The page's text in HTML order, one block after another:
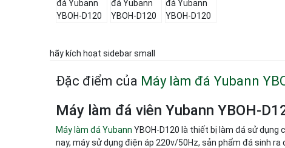
hãy kích hoạt sidebar small
Đặc điểm của Máy làm đá Yubann
Máy làm đá viên Yubann YBOH-
Máy làm đá Yubann YBOH-D120 là thiết bị làm đá sử
nay, máy sử dụng điện áp 220v/50Hz, sản phẩm đá sinh